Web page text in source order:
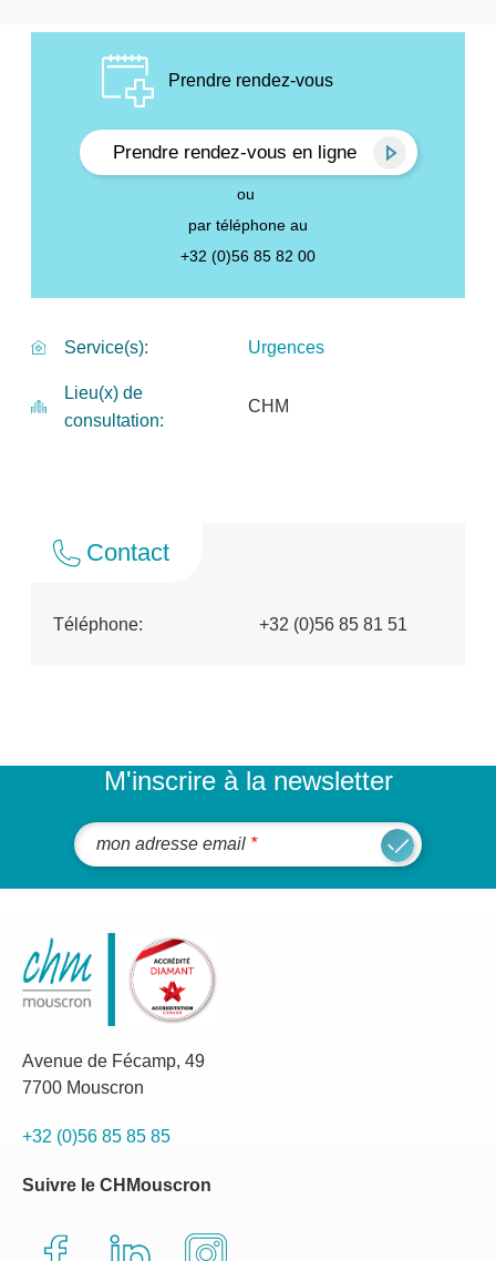
Prendre rendez-vous
Prendre rendez-vous en ligne
ou
par téléphone au
+32 (0)56 85 82 00
Service(s) Urgences
Lieu(x) de
consultation
CHM
Contact
Téléphone: +32 (0)56 85 81 51
M'inscrire à la newsletter
mon adresse email
Avenue de Fécamp, 49
7700 Mouscron
+32 (0)56 85 85 85
Suivre le CHMouscron